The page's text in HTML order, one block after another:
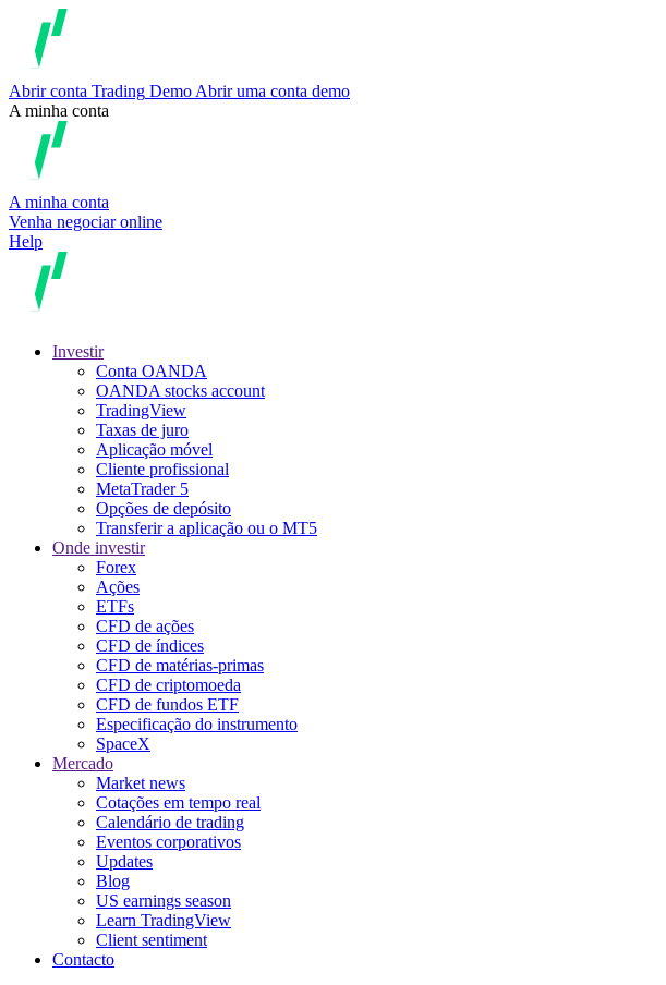
Abrir conta Trading Demo Abrir uma conta demo
A minha conta
A minha conta
Venha negociar online
Help
Investir
Conta OANDA
OANDA stocks account
TradingView
Taxas de juro
Aplicação móvel
Cliente profissional
MetaTrader 5
Opções de depósito
Transferir a aplicação ou o MT5
Onde investir
Forex
Ações
ETFs
CFD de ações
CFD de índices
CFD de matérias-primas
CFD de criptomoeda
CFD de fundos ETF
Especificação do instrumento
SpaceX
Mercado
Market news
Cotações em tempo real
Calendário de trading
Eventos corporativos
Updates
Blog
US earnings season
Learn TradingView
Client sentiment
Contacto